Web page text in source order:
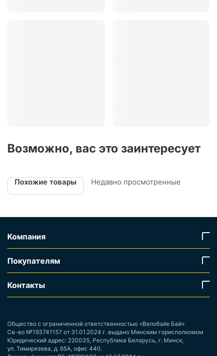
Возможно, вас это заинтересует
Похожие товары Недавно просмотренные
Компания
Покупателям
Контакты
Общество с ограниченной ответственностью «Велобайк Бай»
Св-во №193741157 от 31.01.2024 г. выдано Минским горисполкомом
Юридический адрес: 220035, Республика Беларусь, г. Минск,
ул. Тимирязева, д. 65А, офис 440.